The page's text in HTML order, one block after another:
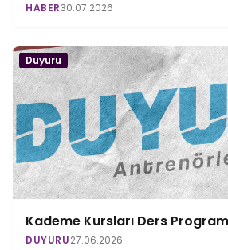
HABER30.07.2026
Duyuru
Kademe Kursları Ders
DUYURU27.06.2026